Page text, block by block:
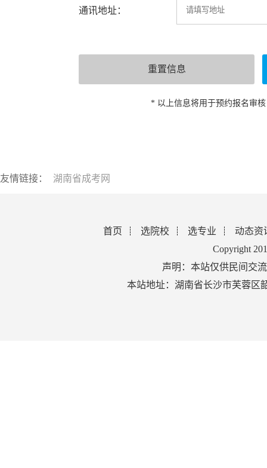
通讯地址：
* 以上信息将用于预约报名审
友情链接： 湖南省成考网
首页 选院校 选专业
动态资
Copyright
声明：本站仅供民间交
本站地址：湖南省长沙市芙蓉区